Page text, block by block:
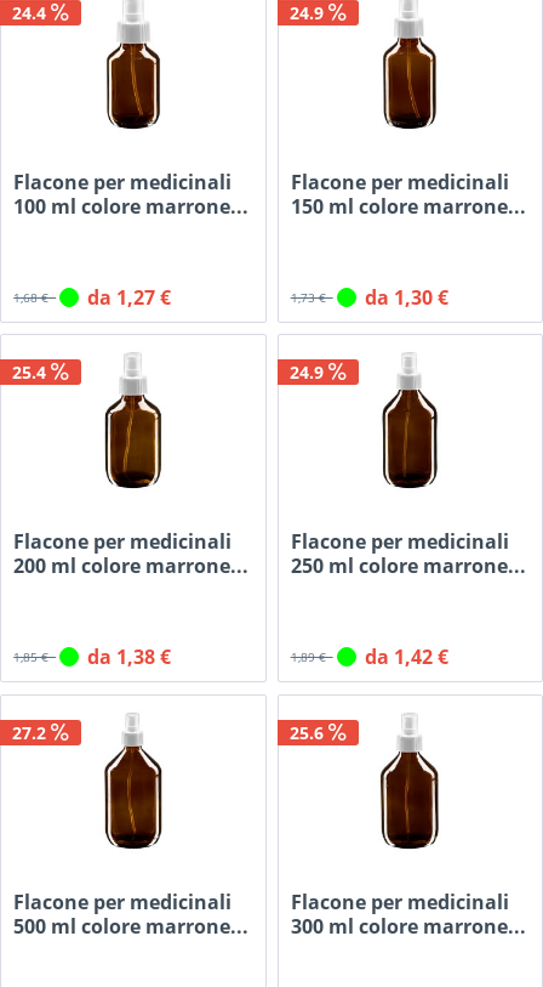
24.4
Flacone per medicinali
100 ml colore marrone...
1,68 € da 1,27 €
24.9
Flacone per medicinali
150 ml colore marrone...
1,73 € da 1,30 €
25.4
Flacone per medicinali
200 ml colore marrone...
1,85 € da 1,38 €
24.9
Flacone per medicinali
250 ml colore marrone...
1,89 € da 1,42 €
27.2
Flacone per medicinali
500 ml colore marrone...
25.6
Flacone per medicinali
300 ml colore marrone...